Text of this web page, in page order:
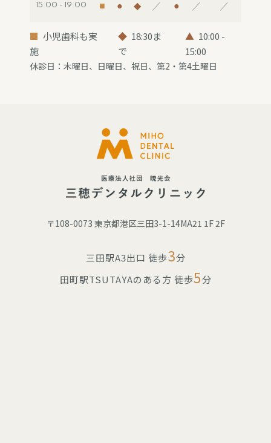
15:00 - 19:00 ■ ● ◆ ／ ● ／ ／
■ 小児歯科も実
施
◆ 18:30ま
で
▲ 10:00 -
15:00
休診日：木曜日、日曜日、祝日、第2・第4土曜日
〒108-0073 東京都港区三田3-1-14MA21 1F 2F
三田駅A3出口 徒歩3分
田町駅TSUTAYAのある方 徒歩5分